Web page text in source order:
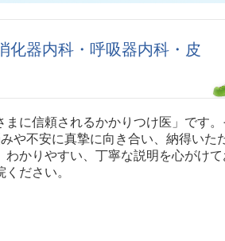
化器内科・呼吸器内科・皮
に信頼されるかかりつけ医」です
や不安に真摯に向き合い、納得いた
かりやすい、丁寧な説明を心がけて
ださい。